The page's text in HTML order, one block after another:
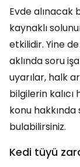
Evde
kaynaklı
etkilidir. Yine
aklında soru
uyarılar, halk
bilgilerin
konu hakkında
bulabilirsiniz.
Kedi tüyü